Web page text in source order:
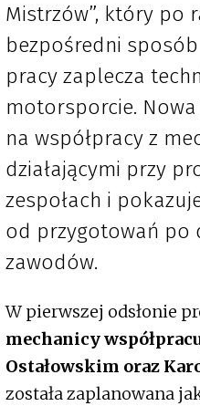
Mistrzów”, który po
bezpośredni
pracy zaplecza
motorsporcie.
na współpracy z
działającymi przy
zespołach i
od przygotowań po
zawodów.
W pierwszej odsłonie
mechanicy
Ostałowskim oraz
została zaplanowana